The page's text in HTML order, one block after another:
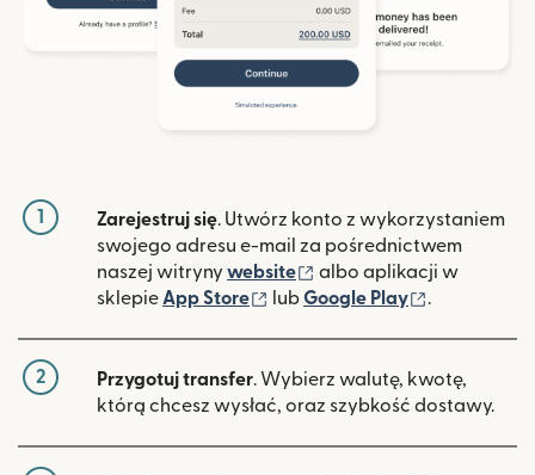
1 Zarejestruj się. Utwórz konto z wykorzystaniem
swojego adresu e-mail za pośrednictwem
naszej witryny website (otwiera się w nowym
albo aplikacji w
sklepie App Store (otwiera się w nowym oknie)
lubGoogle Play .
2 Przygotuj transfer. Wybierz walutę, kwotę,
którą chcesz wysłać, oraz szybkość dostawy.